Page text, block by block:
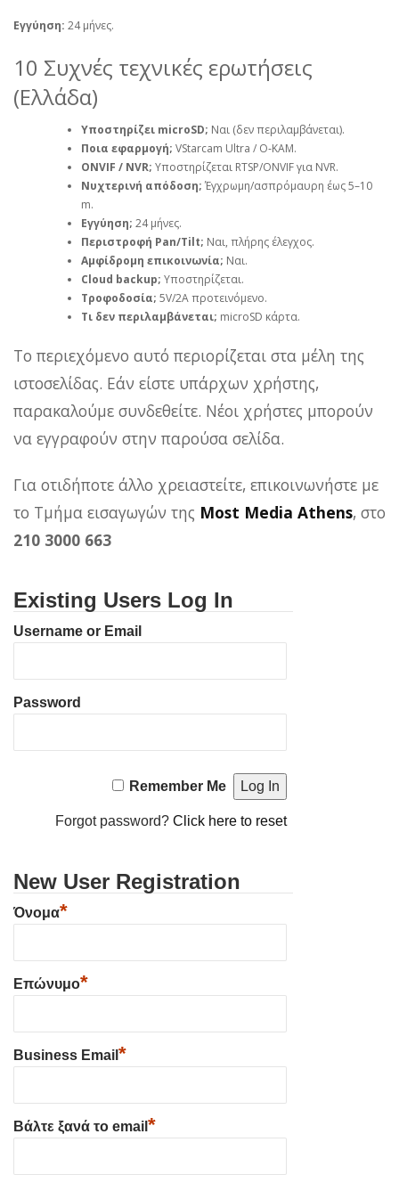
Εγγύηση: 24 μήνες.
10 Συχνές τεχνικές ερωτήσεις
(Ελλάδα)
Υποστηρίζει microSD; Ναι (δεν περιλαμβάνεται).
Ποια εφαρμογή; VStarcam Ultra / O‑KAM.
ONVIF / NVR; Υποστηρίζεται RTSP/ONVIF για NVR.
Νυχτερινή απόδοση; Έγχρωμη/ασπρόμαυρη έως 5–10
m.
Εγγύηση; 24 μήνες.
Περιστροφή Pan/Tilt; Ναι, πλήρης έλεγχος.
Αμφίδρομη επικοινωνία; Ναι.
Cloud backup; Υποστηρίζεται.
Τροφοδοσία; 5V/2A προτεινόμενο.
Τι δεν περιλαμβάνεται; microSD κάρτα.
Το περιεχόμενο αυτό περιορίζεται στα μέλη της
ιστοσελίδας. Εάν είστε υπάρχων χρήστης,
παρακαλούμε συνδεθείτε. Νέοι χρήστες μπορούν
να εγγραφούν στην παρούσα σελίδα.
Για οτιδήποτε άλλο χρειαστείτε, επικοινωνήστε με
το Τμήμα εισαγωγών της Most Media Athens, στο
210 3000 663
Existing Users Log In
Username or Email
Password
Remember Me
Forgot password?Click here to reset
New User Registration
Όνομα*
Επώνυμο*
Business Email *
Βάλτε ξανά το email *